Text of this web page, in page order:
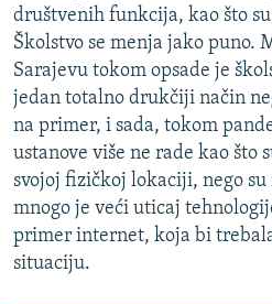
društvenih funkcija, kao što
Školstvo se menja jako puno.
Sarajevu tokom opsade je
jedan totalno drukčiji način
na primer, i sada, tokom
ustanove više ne rade kao što
svojoj fizičkoj lokaciji, nego su
mnogo je veći uticaj
primer internet, koja bi
situaciju.